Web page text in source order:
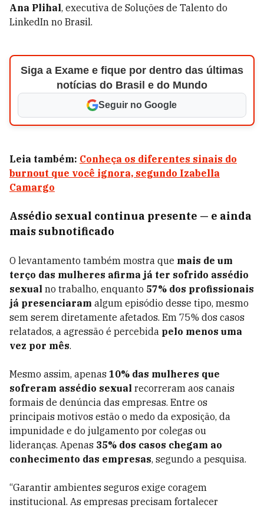
Ana Plihal, executiva de Soluções de Talento do
LinkedIn no Brasil.
Siga a Exame e fique por dentro das últimas
notícias do Brasil e do Mundo
Seguir no Google
Leia também: Conheça os diferentes sinais do
burnout que você ignora, segundo Izabella
Camargo
Assédio sexual continua presente — e ainda
mais subnotificado
O levantamento também mostra que mais de um
terço das mulheres afirma já ter sofrido assédio
sexual no trabalho, enquanto 57% dos profissionais
já presenciaram algum episódio desse tipo, mesmo
sem serem diretamente afetados. Em 75% dos casos
relatados, a agressão é percebida pelo menos uma
vez por mês.
Mesmo assim, apenas 10% das mulheres que
sofreram assédio sexual recorreram aos canais
formais de denúncia das empresas. Entre os
principais motivos estão o medo da exposição, da
impunidade e do julgamento por colegas ou
lideranças. Apenas 35% dos casos chegam ao
conhecimento das empresas, segundo a pesquisa.
“Garantir ambientes seguros exige coragem
institucional. As empresas precisam fortalecer